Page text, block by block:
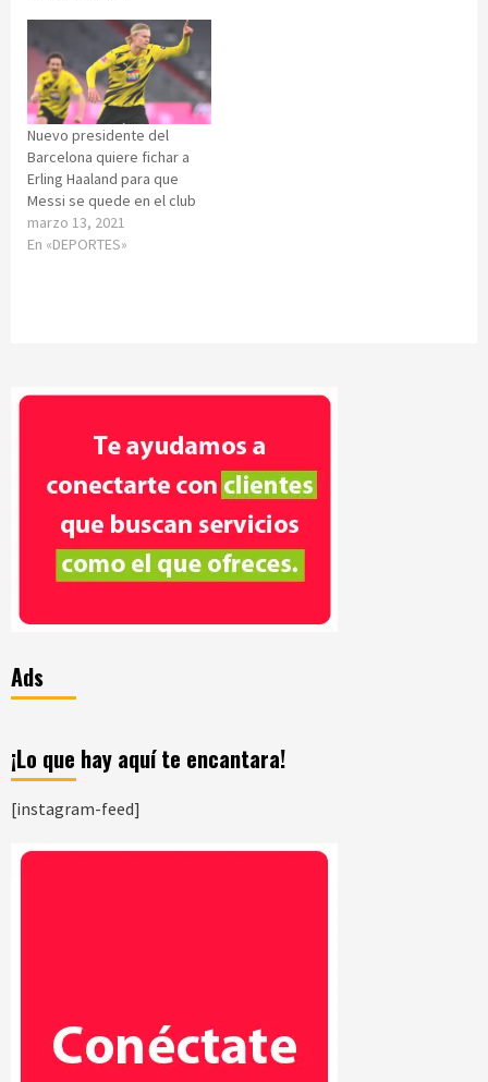
Nuevo presidente del
Barcelona quiere fichar a
Erling Haaland para que
Messi se quede en el club
marzo 13, 2021
En «DEPORTES»
Ads
¡Lo que hay aquí te encantara!
[instagram-feed]